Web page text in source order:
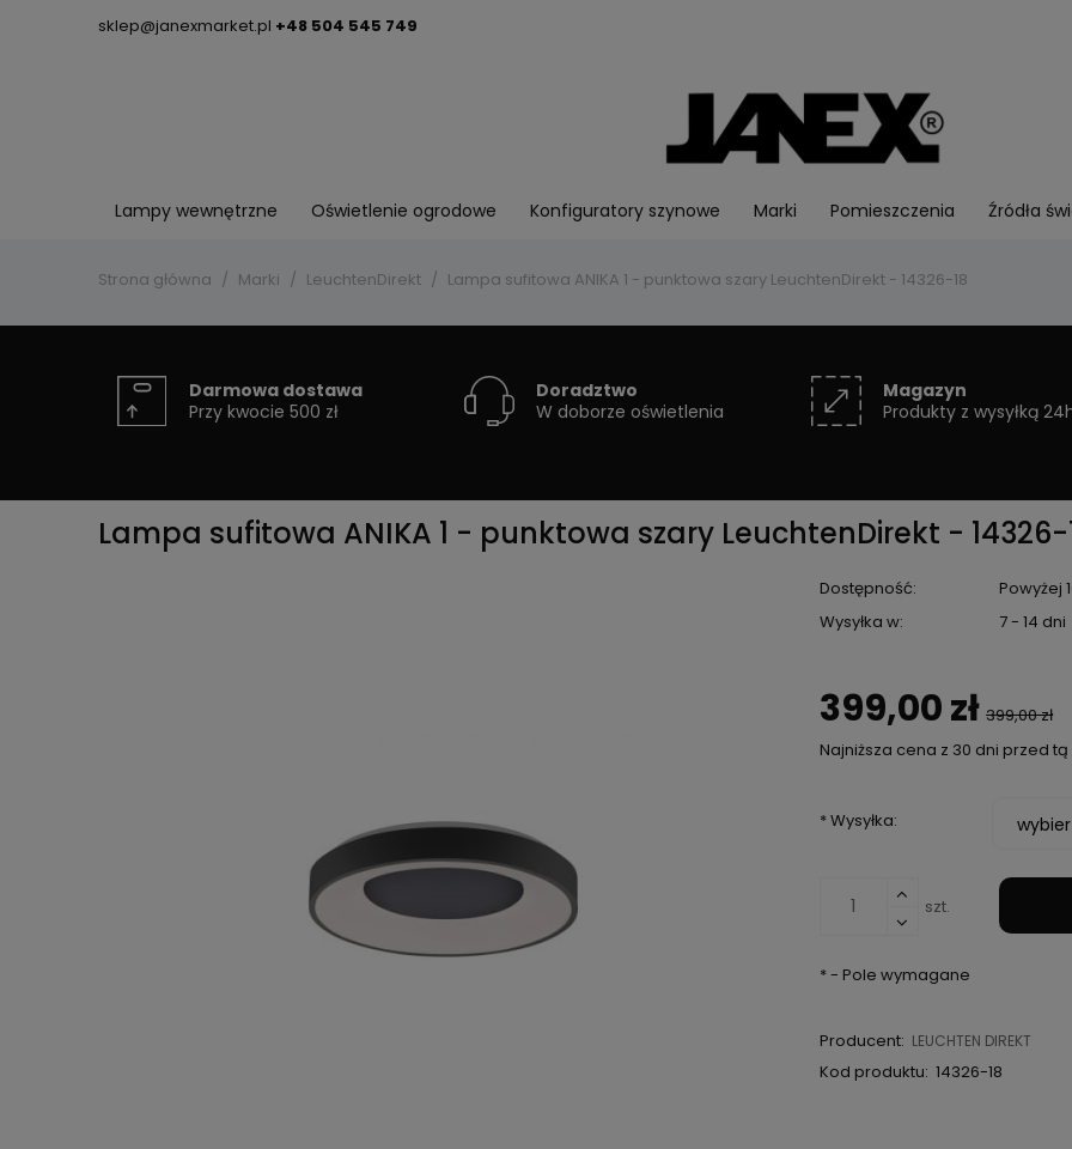
sklep@janexmarket.pl +48 504 545 749
Lampy wewnętrzne Oświetlenie ogrodowe Konfiguratory szynowe Marki Pomieszczenia Źródła
Strona główna Marki LeuchtenDirekt Lampa sufitowa ANIKA 1 - punktowa szary LeuchtenDirekt - 14326-18
Darmowa dostawa
Przy kwocie 500 zł
Doradztwo
W doborze oświetlenia
Magazyn
Produkty z wysyłką
Lampa sufitowa ANIKA 1 - punktowa szary LeuchtenDirekt - 14326-
Dostępność:
Powyżej
Wysyłka w:
7 - 14 dni
399,00 zł 399,00 zł
Najniższa cena z 30 dni przed
niż 30 dni,
pojawił się w
*Wysyłka:
szt.
*- Pole wymagane
Producent: LEUCHTEN DIREKT
Kod produktu: 14326-18